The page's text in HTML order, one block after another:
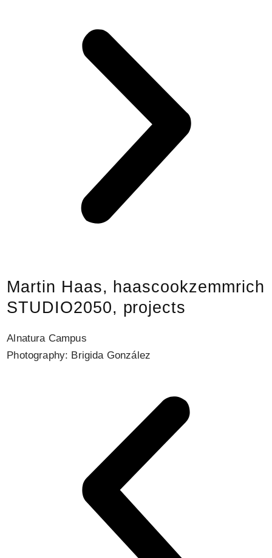
Martin Haas, haascookzemmrich
STUDIO2050, projects
Alnatura Campus
Photography: Brigida González